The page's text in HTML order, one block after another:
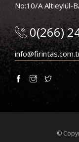
No:10/A Altıeylül-
0(266)
©